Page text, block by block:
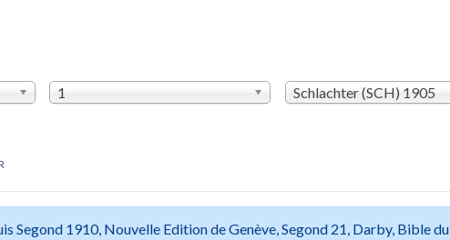
1 Schlachter (SCH) 1905
Segond 1910, Nouvelle Edition de Genève, Segond 21, Darby, Bible du